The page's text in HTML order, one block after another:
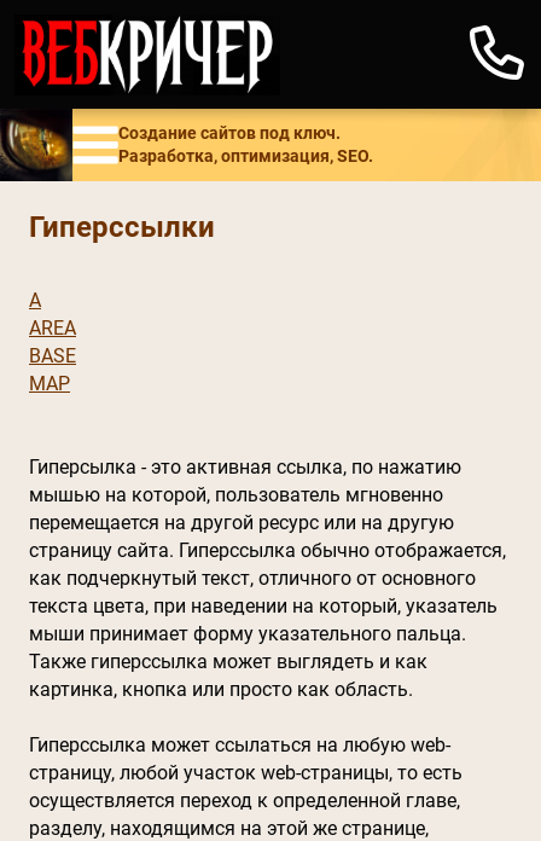
Создание сайтов под ключ.
Разработка, оптимизация, SEO.
Гиперссылки
A
AREA
BASE
MAP
Гиперсылка - это активная ссылка, по нажатию
мышью на которой, пользователь мгновенно
перемещается на другой ресурс или на другую
страницу сайта. Гиперссылка обычно отображается,
как подчеркнутый текст, отличного от основного
текста цвета, при наведении на который, указатель
мыши принимает форму указательного пальца.
Также гиперссылка может выглядеть и как
картинка, кнопка или просто как область.
Гиперссылка может ссылаться на любую web-
страницу, любой участок web-страницы, то есть
осуществляется переход к определенной главе,
разделу, находящимся на этой же странице,